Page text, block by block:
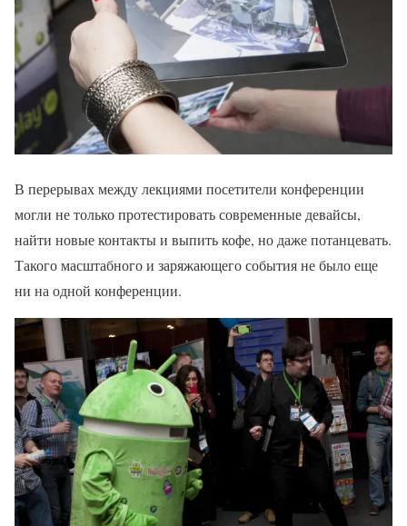
В перерывах между лекциями посетители конференции
могли не только протестировать современные девайсы,
найти новые контакты и выпить кофе, но даже потанцевать.
Такого масштабного и заряжающего события не было еще
ни на одной конференции.